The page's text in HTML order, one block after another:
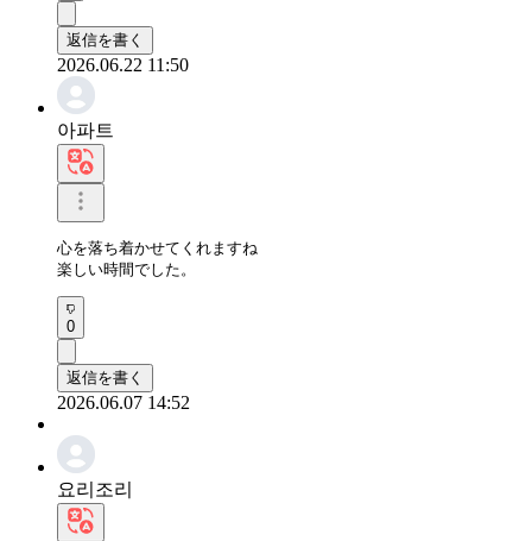
返信を書く
2026.06.22 11:50
아파트
心を落ち着かせてくれますね
楽しい時間でした。
0
返信を書く
2026.06.07 14:52
요리조리